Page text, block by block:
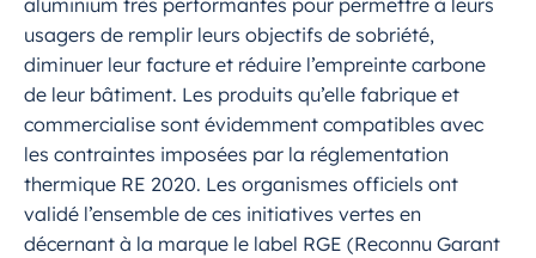
aluminium très performantes pour permettre à leurs
usagers de remplir leurs objectifs de sobriété,
diminuer leur facture et réduire l’empreinte carbone
de leur bâtiment. Les produits qu’elle fabrique et
commercialise sont évidemment compatibles avec
les contraintes imposées par la réglementation
thermique RE 2020. Les organismes officiels ont
validé l’ensemble de ces initiatives vertes en
décernant à la marque le label RGE (Reconnu Garant